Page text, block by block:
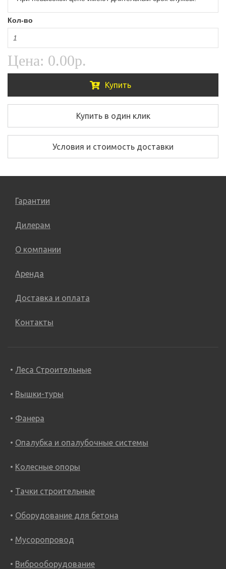
Кол-во
Цена: 0.00р.
Купить
Купить в один клик
Условия и стоимость доставки
Гарантии
Дилерам
О компании
Аренда
Доставка и оплата
Контакты
Леса Строительные
Вышки-туры
Фанера
Опалубка и опалубочные системы
Колесные опоры
Тачки строительные
Оборудование для бетона
Мусоропровод
Виброоборудование